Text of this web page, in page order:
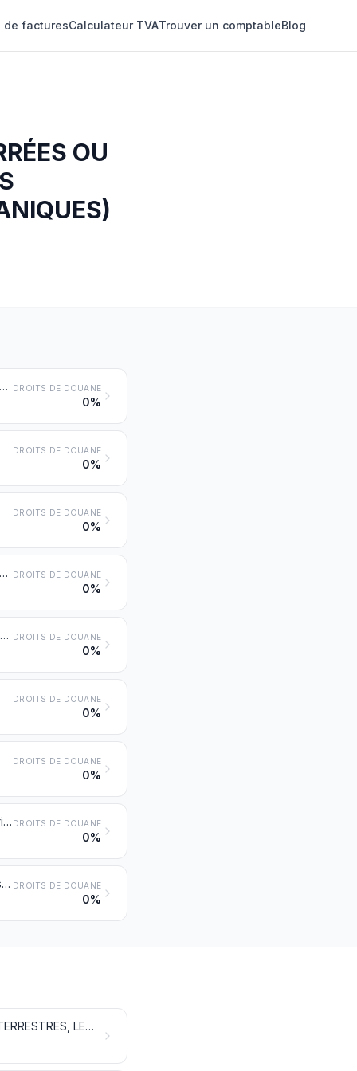
de facturesCalculateur TVATrouver un comptableBlog
OU
Locomotives et locotracteurs, à source extérieure d'électricité ou à accumulateurs électriques DROITS DE DOUANE
0%
DROITS DE DOUANE
0%
DROITS DE DOUANE
0%
Véhicules pour l'entretien ou le service des voies ferrées ou similaires, même autopropulsés (wagons-ateliers, wagons-grues, wagons équipés de bourreuses à ballast, aligneuses pour voies, voitures d'essais et draisines, par exemple) DROITS DE DOUANE
0%
Voitures à voyageurs, fourgons à bagages, voitures postales et autres voitures spéciales, pour voies ferrées ou similaires (à l'exclusion des voitures du no 8604) DROITS DE DOUANE
0%
DROITS DE DOUANE
0%
DROITS DE DOUANE
0%
Matériel fixe de voies ferrées ou similaires; appareils mécaniques (y compris électromécaniques) de signalisation, de sécurité, de contrôle ou de commande pour voies ferrées ou similaires, routières ou fluviales, aires ou parcs de stationnement, installations portuaires ou aérodromes; leurs parties DROITS DE DOUANE
0%
Cadres et conteneurs (y compris les conteneurs-citernes et les conteneurs-réservoirs) spécialement conçus et équipés pour un ou plusieurs modes de transport DROITS DE DOUANE
0%
VOITURES AUTOMOBILES, TRACTEURS, CYCLES ET AUTRES VÉHICULES TERRESTRES, LEURS PARTIES ET ACCESSOIRES